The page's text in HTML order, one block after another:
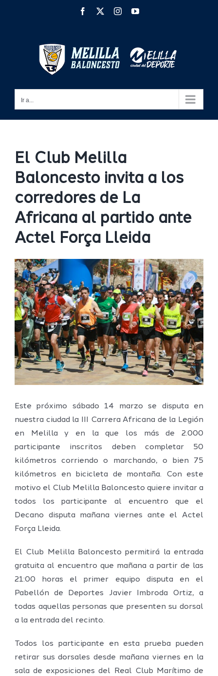
Facebook InstagramYouTube
Ir a...
El Club Melilla
Baloncesto invita a los
corredores de La
Africana al partido ante
Actel Força Lleida
Ver
imagen
más
grande
Este próximo sábado 14 marzo se disputa en
nuestra ciudad la III Carrera Africana de la Legión
en Melilla y en la que los más de 2.000
participante inscritos deben completar 50
kilómetros corriendo o marchando, o bien 75
kilómetros en bicicleta de montaña. Con este
motivo el Club Melilla Baloncesto quiere invitar a
todos los participante al encuentro que el
Decano disputa mañana viernes ante el Actel
Força Lleida.
El Club Melilla Baloncesto permitirá la entrada
gratuita al encuentro que mañana a partir de las
21:00 horas el primer equipo disputa en el
Pabellón de Deportes Javier Imbroda Ortiz, a
todas aquellas personas que presenten su dorsal
a la entrada del recinto.
Todos los participante en esta prueba pueden
retirar sus dorsales desde mañana viernes en la
sala de exposiciones del Real Club Marítimo de